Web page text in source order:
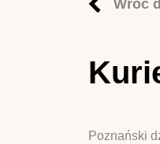
Wróć
Poznański